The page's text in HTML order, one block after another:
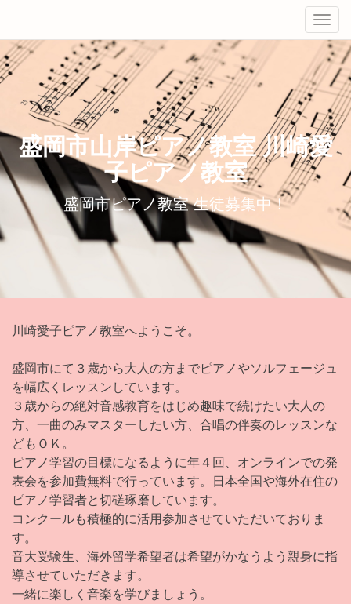
盛岡市山岸ピアノ教室 川崎愛
子ピアノ教室
盛岡市ピアノ教室 生徒募集中！
川崎愛子ピアノ教室へようこそ。
盛岡市にて３歳から大人の方までピアノやソルフェージュ
を幅広くレッスンしています。
３歳からの絶対音感教育をはじめ趣味で続けたい大人の
方、一曲のみマスターしたい方、合唱の伴奏のレッスンな
どもＯＫ。
ピアノ学習の目標になるように年４回、オンラインでの発
表会を参加費無料で行っています。日本全国や海外在住の
ピアノ学習者と切磋琢磨しています。
コンクールも積極的に活用参加させていただいておりま
す。
音大受験生、海外留学希望者は希望がかなうよう親身に指
導させていただきます。
一緒に楽しく音楽を学びましょう。